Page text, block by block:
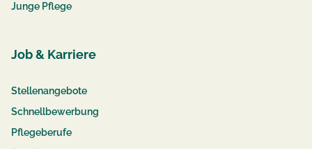
Junge Pflege
Job & Karriere
Stellenangebote
Schnellbewerbung
Pflegeberufe